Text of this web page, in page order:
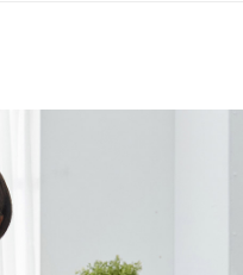
可完成結帳。
。
訊中的連結，可透過四大超商／
視為交易完成。
但若您需要取消訂單，請聯絡
視為有效，需透過AFTEE先享
結帳頁面顯示為準，若有關於
費
費